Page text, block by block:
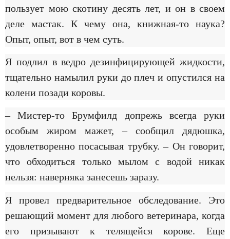
пользует мою скотину десять лет, и он в своем
деле мастак. К чему она, книжная-то наука?
Опыт, опыт, вот в чем суть.
Я подлил в ведро дезинфицирующей жидкости,
тщательно намылил руки до плеч и опустился на
колени позади коровы.
– Мистер-то Брумфилд допрежь всегда руки
особым жиром мажет, – сообщил дядюшка,
удовлетворенно посасывая трубку. – Он говорит,
что обходиться только мылом с водой никак
нельзя: наверняка занесешь заразу.
Я провел предварительное обследование. Это
решающий момент для любого ветеринара, когда
его призывают к телящейся корове. Еще